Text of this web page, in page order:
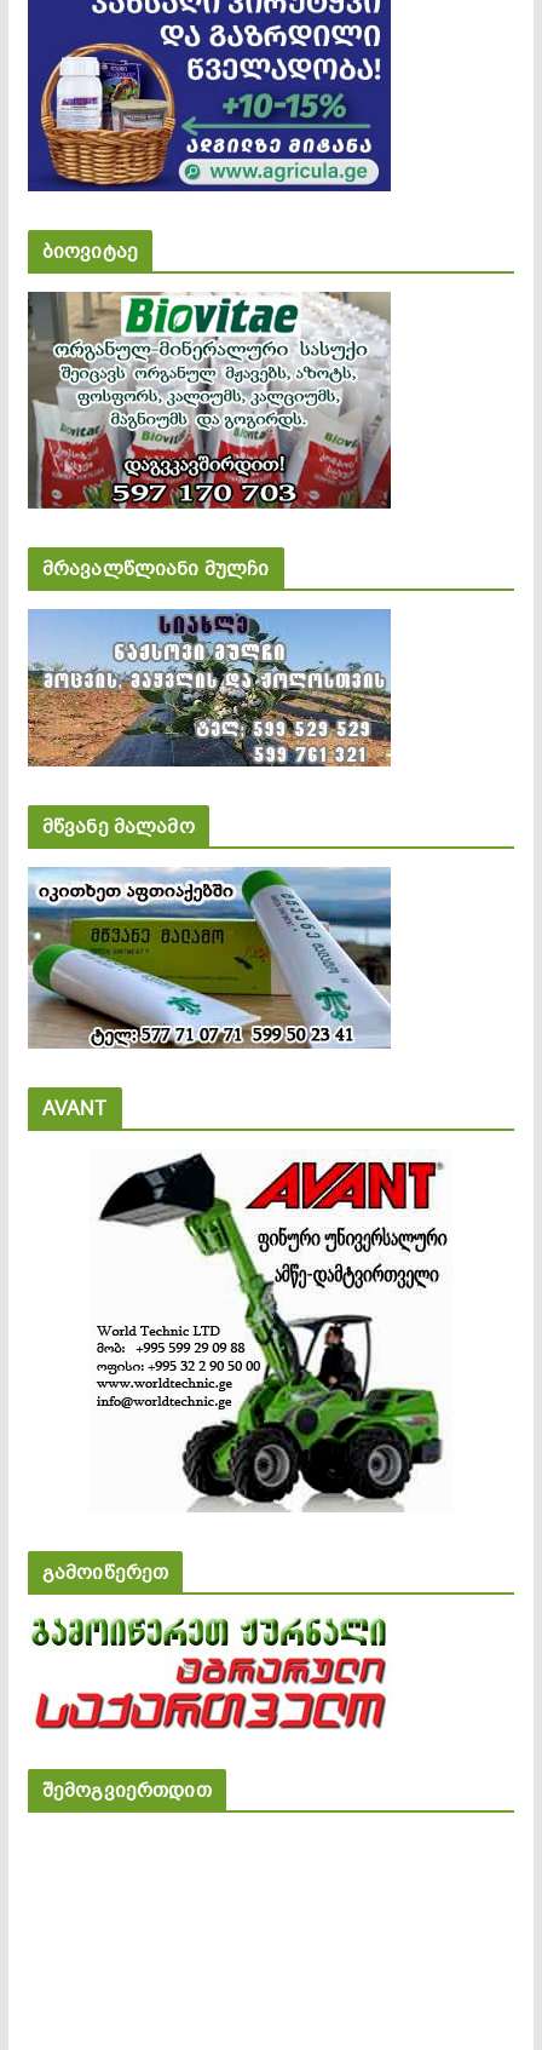
ბიოვიტაე
მრავალწლიანი მულჩი
მწვანე მალამო
AVANT
გამოიწერეთ
შემოგვიერთდით